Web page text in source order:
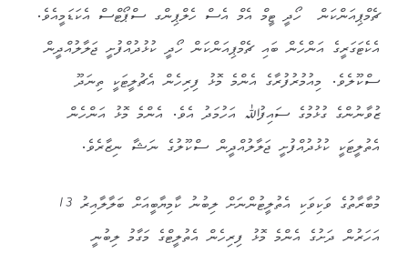
ޗެމްޕިއަންކަން ހޯދީ ޓީމް އެމް އެސް ހެލްޕިންގ ސްޕޯޓްސް އެކަޑަމީއެވެ.
އެކެޓަގަރީގެ އަންހެން ބައި ޗެމްޕިއަންކަން ހޯދީ ކުޅުދުއްފުށީ ޖަލާލުއްދީން
ސްކޫލެވެ. މިއުމުރުފުރާގެ އެންމެ މޮޅު ފިރިހެން އެޗުލީޓަކީ ތިނަދޫ
ޒުވާނުންގެ ގުޅުމުގެ ސައިފުﷲ އަހުމަދު އެވެ. އެންމެ މޮޅު އަންހެން
އެތުލީޓަކީ ކުޅުދުއްފުށީ ޖަލާލުއްދީން ސްކޫލުގެ ނަޝާ ނިޒާރެވެ.
މުބާރާތުގެ ވަކިވަކި އެތުލީޓުންނަށް ލިބުނު ކާމިޔާބީއަށް ބަލާލާއިރު 13
އަހަރުން ދަށުގެ އެންމެ މޮޅު ފިރިހެން އެތުލީޓްގެ މަގާމު ލިބުނީ